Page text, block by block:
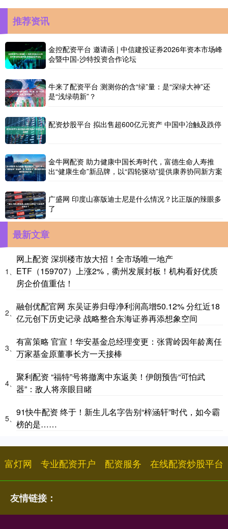
推荐资讯
金控配资平台 邀请函 | 中信建投证券2026年资本市场峰
会暨中国-沙特投资合作论坛
牛来了配资平台 测测你的含“绿”量：是“深绿大神”还
是“浅绿萌新”？
配资炒股平台 拟出售超600亿元资产 中国中冶触及跌停
金牛网配资 助力健康中国长寿时代，富德生命人寿推
出“健康生命”新品牌，以“四轮驱动”提供康养协同新方案
广盛网 印度山寨版迪士尼是什么情况？比正版的辣眼多
了
最新文章
1、
网上配资 深圳楼市放大招！全市场唯一地产
ETF（159707）上涨2%，衢州发展封板！机构看好优质
房企价值重估！
2、
融创优配官网 东吴证券归母净利润高增50.12% 分红近18
亿元创下历史记录 战略整合东海证券再添想象空间
3、
有富策略 官宣！华安基金总经理变更：张霄岭因年龄离任
万家基金原董事长方一天接棒
4、
聚利配资 “福特”号将撤离中东返美！伊朗预告“可怕武
器”：敌人将亲眼目睹
5、
91快牛配资 终于！新生儿名字告别“梓涵轩”时代，如今霸
榜的是……
富灯网 专业配资开户 配资服务 在线配资炒股平台
友情链接：